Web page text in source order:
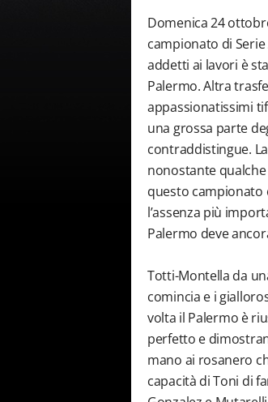
Domenica 24
campionato di
addetti ai lavori è
Palermo. Altra
appassionatissimi
una grossa parte
contraddistingue.
nonostante
questo campionato
l’assenza più
Palermo deve
Totti-Montella da
comincia e i
volta il Palermo è
perfetto e
mano ai rosanero
capacità di Toni di